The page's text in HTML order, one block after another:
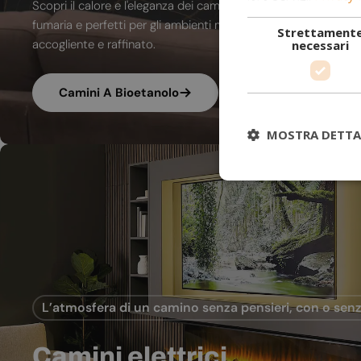
Scopri il calore e l'eleganza dei camini a bioetanolo. A
fumaria e perfetti per gli ambienti moderni, trasformano ogni
accogliente e raffinato.
Camini A Bioetanolo
L’atmosfera di un camino senza pensieri, con o
necessari
MOSTRA